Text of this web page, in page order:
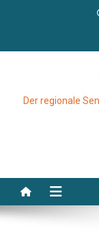
Der regionale